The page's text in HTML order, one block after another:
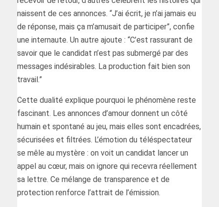
naissent de ces annonces. “J’ai écrit, je n’ai jamais eu
de réponse, mais ça m’amusait de participer”, confie
une internaute. Un autre ajoute : “C’est rassurant de
savoir que le candidat n’est pas submergé par des
messages indésirables. La production fait bien son
travail.”
Cette dualité explique pourquoi le phénomène reste
fascinant. Les annonces d’amour donnent un côté
humain et spontané au jeu, mais elles sont encadrées,
sécurisées et filtrées. L’émotion du téléspectateur
se mêle au mystère : on voit un candidat lancer un
appel au cœur, mais on ignore qui recevra réellement
sa lettre. Ce mélange de transparence et de
protection renforce l’attrait de l’émission.